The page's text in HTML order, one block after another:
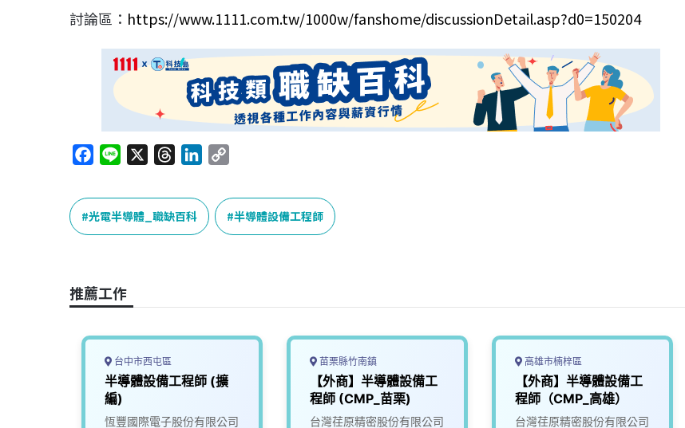
討論區： https://www.1111.com.tw/1000w/fanshome/discussionDetail.asp?d0=150204
c
e
b
k
n
e
r
e
a
k
e
p
y
L
光電半導體_職缺百科 半導體設備工程師
推薦工作
台中市西屯區
半導體設備工程師 (擴
編)
恆豐國際電子股份有限公司
苗栗縣竹南鎮
【外商】半導體設備工
程師 (CMP_苗栗)
台灣荏原精密股份有限公司
高雄市楠梓區
【外商】半導體設備工
程師（CMP_高雄）
台灣荏原精密股份有限公司